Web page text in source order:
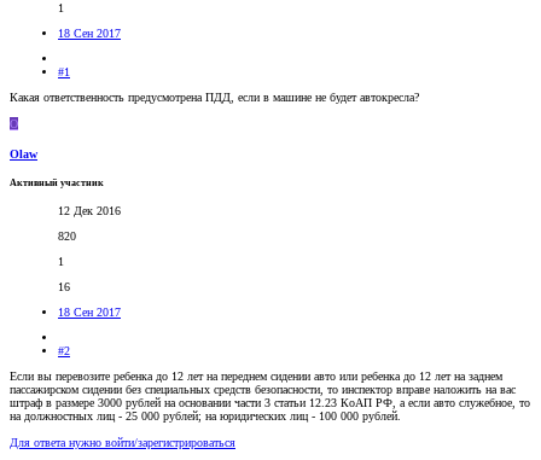
1
18 Сен 2017
#1
Какая ответственность предусмотрена ПДД, если в машине не будет автокресла?
O
Olaw
Активный участник
12 Дек 2016
820
1
16
18 Сен 2017
#2
Если вы перевозите ребенка до 12 лет на переднем сидении авто или ребенка до 12 лет на заднем
пассажирском сидении без специальных средств безопасности, то инспектор вправе наложить на вас
штраф в размере 3000 рублей на основании части 3 статьи 12.23 КоАП РФ, а если авто служебное, то
на должностных лиц - 25 000 рублей; на юридических лиц - 100 000 рублей.
Для ответа нужно войти/зарегистрироваться